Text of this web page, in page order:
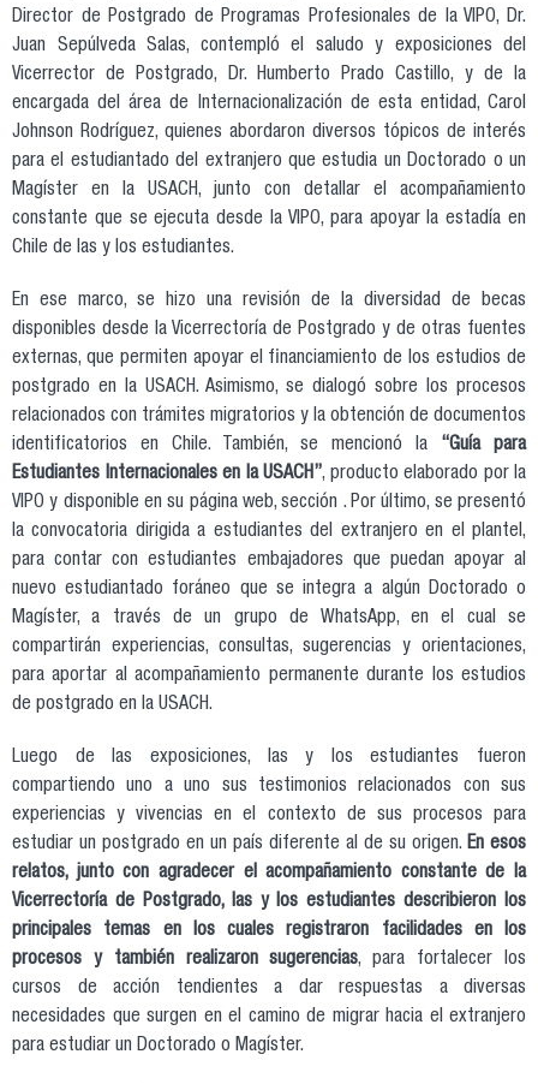
Director de Postgrado de Programas Profesionales de la VIPO, Dr.
Juan Sepúlveda Salas, contempló el saludo y exposiciones del
Vicerrector de Postgrado, Dr. Humberto Prado Castillo, y de la
encargada del área de Internacionalización de esta entidad, Carol
Johnson Rodríguez, quienes abordaron diversos tópicos de interés
para el estudiantado del extranjero que estudia un Doctorado o un
Magíster en la USACH, junto con detallar el acompañamiento
constante que se ejecuta desde la VIPO, para apoyar la estadía en
Chile de las y los estudiantes.
En ese marco, se hizo una revisión de la diversidad de becas
disponibles desde la Vicerrectoría de Postgrado y de otras fuentes
externas, que permiten apoyar el financiamiento de los estudios de
postgrado en la USACH. Asimismo, se dialogó sobre los procesos
relacionados con trámites migratorios y la obtención de documentos
identificatorios en Chile. También, se mencionó la “Guía para
Estudiantes Internacionales en la USACH”, producto elaborado por la
VIPO y disponible en su página web, sección . Por último, se presentó
la convocatoria dirigida a estudiantes del extranjero en el plantel,
para contar con estudiantes embajadores que puedan apoyar al
nuevo estudiantado foráneo que se integra a algún Doctorado o
Magíster, a través de un grupo de WhatsApp, en el cual se
compartirán experiencias, consultas, sugerencias y orientaciones,
para aportar al acompañamiento permanente durante los estudios
de postgrado en la USACH.
Luego de las exposiciones, las y los estudiantes fueron
compartiendo uno a uno sus testimonios relacionados con sus
experiencias y vivencias en el contexto de sus procesos para
estudiar un postgrado en un país diferente al de su origen. En esos
relatos, junto con agradecer el acompañamiento constante de la
Vicerrectoría de Postgrado, las y los estudiantes describieron los
principales temas en los cuales registraron facilidades en los
procesos y también realizaron sugerencias, para fortalecer los
cursos de acción tendientes a dar respuestas a diversas
necesidades que surgen en el camino de migrar hacia el extranjero
para estudiar un Doctorado o Magíster.